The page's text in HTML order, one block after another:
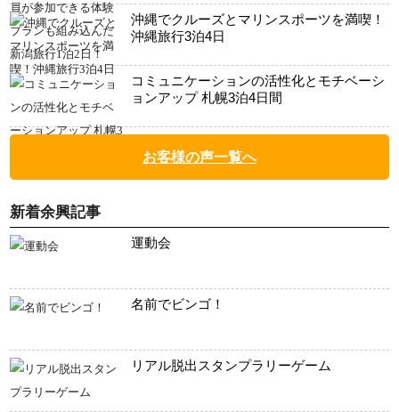
沖縄でクルーズとマリンスポーツを満喫！
沖縄旅行3泊4日
コミュニケーションの活性化とモチベーシ
ョンアップ 札幌3泊4日間
お客様の声一覧へ
新着余興記事
運動会
名前でビンゴ！
リアル脱出スタンプラリーゲーム